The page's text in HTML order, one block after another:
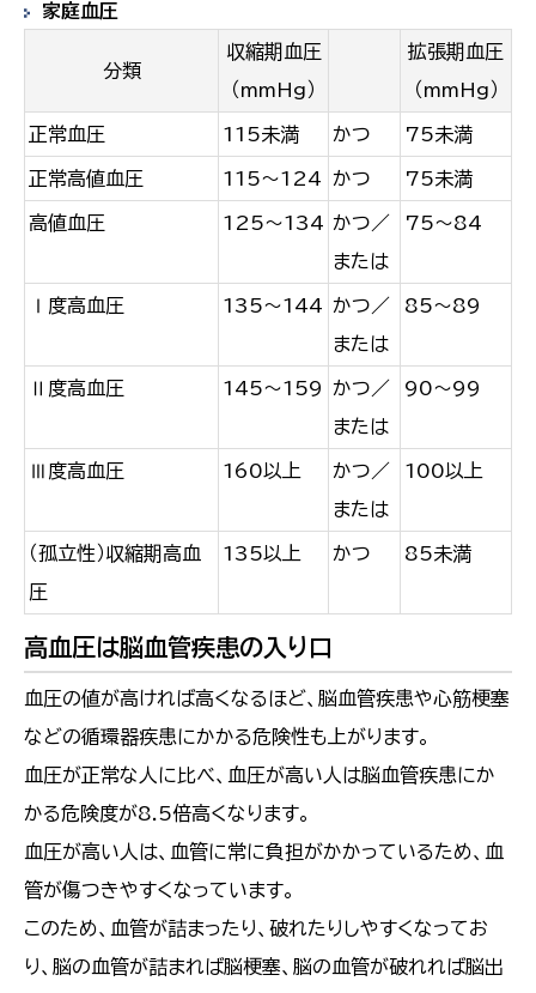
家庭血圧
分類
収縮期血圧
（mmHg）
拡張期血圧
（mmHg）
正常血圧 115未満 かつ 75未満
正常高値血圧 115～124 かつ 75未満
高値血圧 125～134 かつ／
または
75～84
Ⅰ度高血圧 135～144 かつ／
または
85～89
Ⅱ度高血圧 145～159
かつ／
または
90～99
Ⅲ度高血圧 160以上
かつ／
または
100以上
（孤立性）収縮期高血
圧
135以上 かつ 85未満
高血圧は脳血管疾患の入り口
血圧の値が高ければ高くなるほど、脳血管疾患や心筋梗塞
などの循環器疾患にかかる危険性も上がります。
血圧が正常な人に比べ、血圧が高い人は脳血管疾患にか
かる危険度が8.5倍高くなります。
血圧が高い人は、血管に常に負担がかかっているため、血
管が傷つきやすくなっています。
このため、血管が詰まったり、破れたりしやすくなってお
り、脳の血管が詰まれば脳梗塞、脳の血管が破れれば脳出